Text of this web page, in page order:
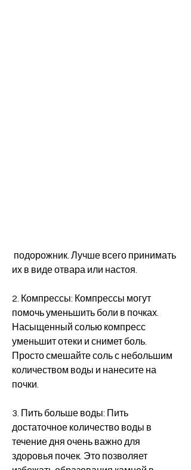
их в виде отвара или настоя.
2. Компрессы: Компрессы могут
помочь уменьшить боли в почках.
Насыщенный солью компресс
уменьшит отеки и снимет боль.
Просто смешайте соль с небольшим
количеством воды и нанесите на
почки.
3. Пить больше воды: Пить
достаточное количество воды в
течение дня очень важно для
здоровья почек. Это позволяет